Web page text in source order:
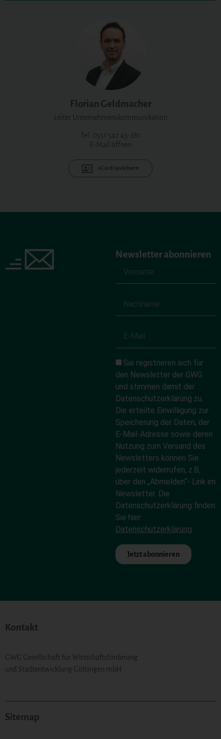
Florian Geldmacher
Leiter Unternehmenskommunikation
Tel. 0551 547 43-281
E-Mail öffnen
vCard speichern
Newsletter abonnieren
Sie registrieren sich für
den Newsletter der GWG
und stimmen damit der
Datenschutzerklärung zu.
Die erteilte Einwilligung zur
Speicherung der Daten, der
E-Mail-Adresse sowie deren
Nutzung zum Versand des
Newsletters können Sie
jederzeit widerrufen, z.B,
über den „Abmelden“- Link im
Newsletter. Die
Datenschutzerklärung finden
Sie hier:
Datenschutzerklärung
Jetzt abonnieren
Kontakt
GWG Gesellschaft für Wirtschaftsförderung
und Stadtentwicklung Göttingen mbH
Sitemap